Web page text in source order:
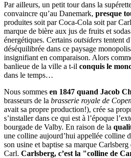
Par ailleurs, un petit tour dans la
convaincre qu’au Danemark, presque
produites soit par Coca-Cola soit par
marque de bière aux jus de fruits et
énergétiques. Certains outsiders tentent
déséquilibrée dans ce paysage
insignifiant en comparaison. Alors
banlieue de la ville a t-il conquis le
dans le temps…
Nous sommes en 1847 quand Jacob
brasseurs de la brasserie royale de
avait sa propre production!), crée sa
s’installer dans ce qui est à l’époque
bourgade de Valby. En raison de la
une colline aujourd’hui appellée colline
son usine et baptise sa marque
Carl. Carlsberg, c’est la "colline de